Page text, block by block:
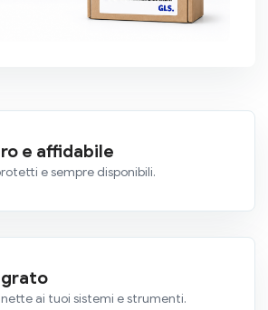
e affidabile
e sempre disponibili.
ai tuoi sistemi e strumenti.